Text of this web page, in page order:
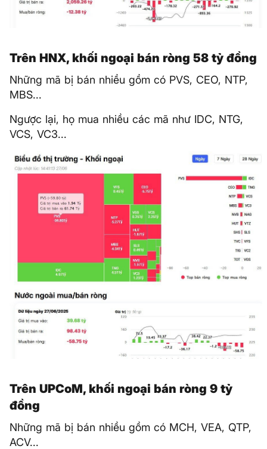
Trên HNX, khối ngoại bán ròng 58 tỷ đồng
Những mã bị bán nhiều gồm có PVS, CEO, NTP,
MBS...
Ngược lại, họ mua nhiều các mã như IDC, NTG,
VCS, VC3...
Trên UPCoM, khối ngoại bán ròng 9 tỷ
đồng
Những mã bị bán nhiều gồm có MCH, VEA, QTP,
ACV...